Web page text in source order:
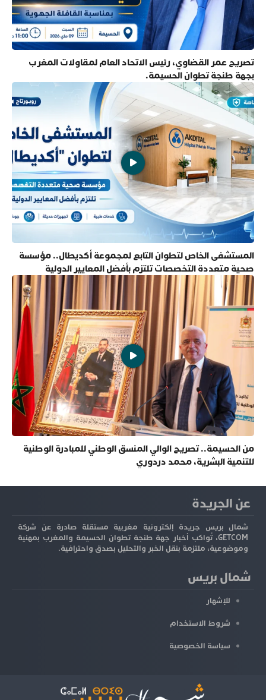
تصريح عمر القضاوي، رئيس الاتحاد العام لمقاولات المغرب
بجهة طنجة تطوان الحسيمة.
المستشفى الخاص لتطوان التابع لمجموعة أكديطال.. مؤسسة
صحية متعددة التخصصات تلتزم بأفضل المعايير الدولية
من الحسيمة.. تصريح الوالي المنسق الوطني للمبادرة الوطنية
للتنمية البشرية، محمد دردوري
عن الجريدة
شمال بريس جريدة إلكترونية مغربية مستقلة صادرة عن شركة
GETCOM، تُواكب أخبار جهة طنجة تطوان الحسيمة والمغرب بمهنية
وموضوعية، ملتزمة بنقل الخبر والتحليل بصدق واحترافية.
شمال بريس
للإشهار
شروط الاستخدام
سياسة الخصوصية